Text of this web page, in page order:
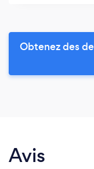
Obtenez des
Avis